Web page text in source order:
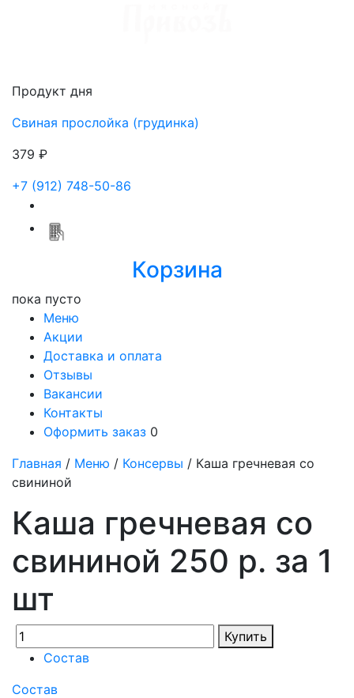
Продукт дня
Свиная прослойка (грудинка)
379 ₽
+7 (912) 748-50-86
Корзина
пока пусто
Меню
Акции
Доставка и оплата
Отзывы
Вакансии
Контакты
Оформить заказ 0
Главная / Меню / Консервы / Каша гречневая со
свининой
Каша гречневая со
свининой 250 р. за 1
шт
Купить
Состав
Состав